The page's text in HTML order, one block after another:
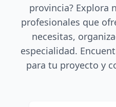
provincia? Explora
profesionales que
necesitas,
especialidad.
para tu proyecto y